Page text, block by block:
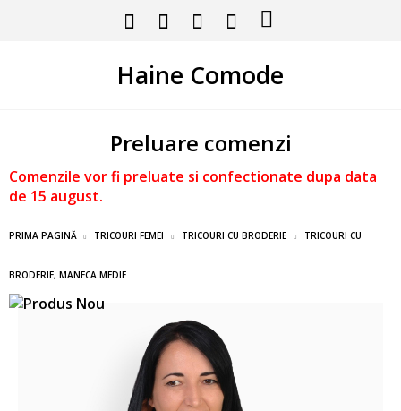
Haine Comode
Preluare comenzi
Comenzile vor fi preluate si confectionate dupa data
de 15 august.
PRIMA PAGINĂ TRICOURI FEMEI TRICOURI CU BRODERIE TRICOURI CU
BRODERIE, MANECA MEDIE